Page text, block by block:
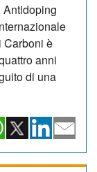
Antidoping
Carboni è
anni
di una